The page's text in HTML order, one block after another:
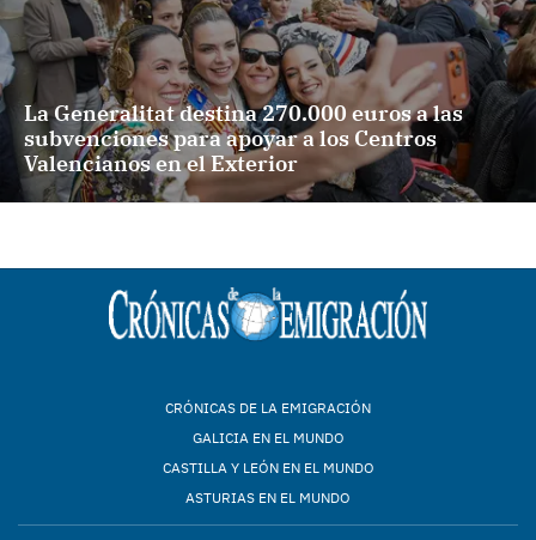
La Generalitat destina 270.000 euros a las
subvenciones para apoyar a los Centros
Valencianos en el Exterior
CRÓNICAS DE LA EMIGRACIÓN
GALICIA EN EL MUNDO
CASTILLA Y LEÓN EN EL MUNDO
ASTURIAS EN EL MUNDO